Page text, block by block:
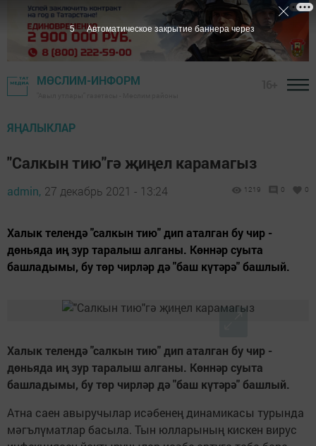
МӨСЛИМ-ИНФОРМ
ЯҢАЛЫКЛАР
"Салкын тию"гә җиңел карамагыз
admin, 27 декабрь 2021 - 13:24 1219 0 0
Халык телендә "салкын тию" дип аталган бу чир -
дөньяда иң зур таралыш алганы. Көннәр суыта
башладымы, бу төр чирләр дә "баш күтәрә" башлый.
Халык телендә "салкын тию" дип аталган бу чир -
дөньяда иң зур таралыш алганы. Көннәр суыта
башладымы, бу төр чирләр дә "баш күтәрә" башлый.
Атна саен авыручылар исәбенең динамикасы турында
мәгълүматлар басыла. Тын юлларының кискен вирус
4 Автоматическое закрытие баннера через